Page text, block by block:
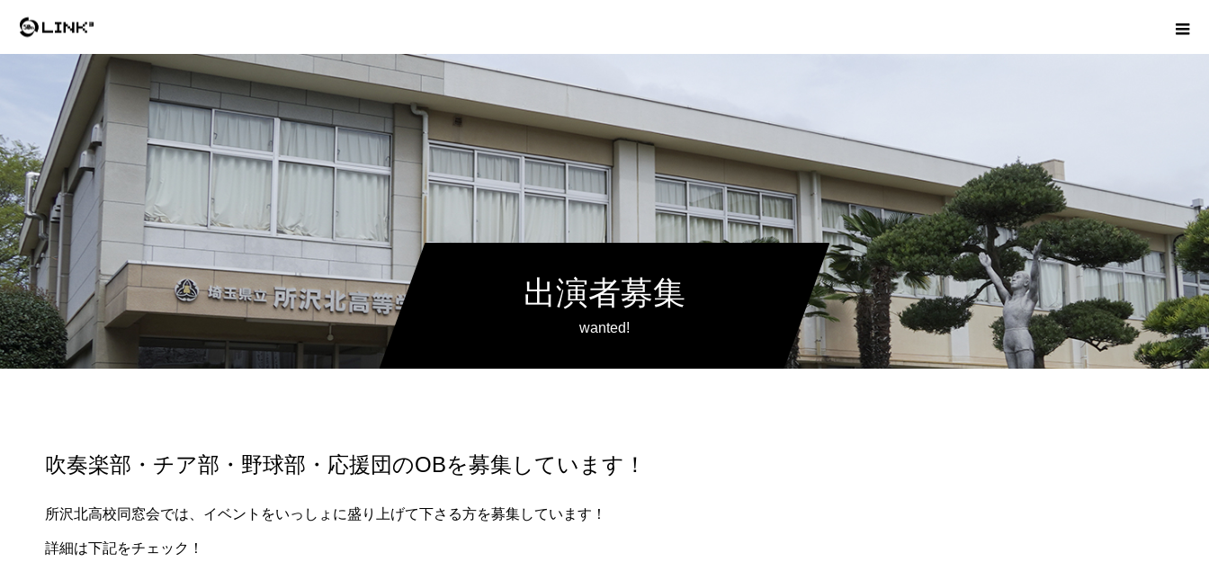
出演者募集
wanted!
吹奏楽部・チア部・野球部・応援団のOBを募集しています！
所沢北高校同窓会では、イベントをいっしょに盛り上げて下さる方を募集しています！
詳細は下記をチェック！